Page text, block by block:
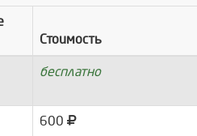
Стоимость
бесплатно
600